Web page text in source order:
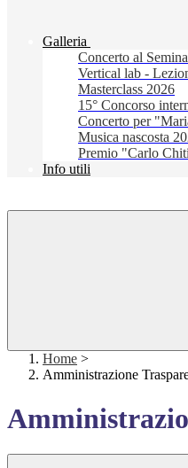
Galleria
Concerto al
Vertical lab -
Masterclass 2026
15° Concorso
Concerto per
Musica nascosta
Premio "Carlo
Info utili
Home >
Amministrazione